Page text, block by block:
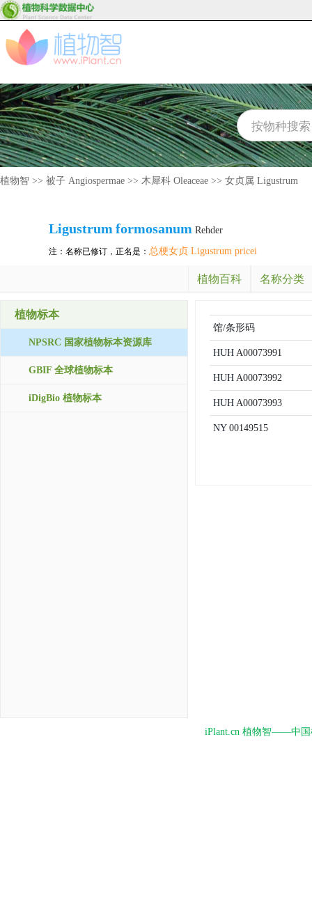
植物智 >> 被子 Angiospermae >> 木犀科 Oleaceae >> 女贞属 Ligustrum
Ligustrum formosanum Rehder
注：名称已修订，正名是： 总梗女贞 Ligustrum pricei
植物百科 名称分类
植物标本
NPSRC 国家植物标本资源库
GBIF 全球植物标本
iDigBio 植物标本
馆/条形码
HUH A00073991
HUH A00073992
HUH A00073993
NY00149515
iPlant.cn 植物智——中国